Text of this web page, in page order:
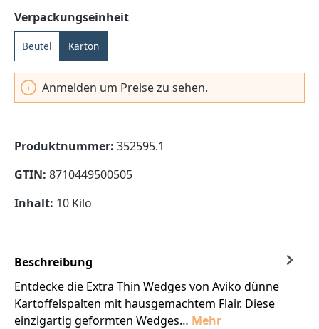
Verpackungseinheitauswählen
Beutel Karton
Anmelden um Preise zu sehen.
Produktnummer: 352595.1
GTIN: 8710449500505
Inhalt: 10 Kilo
Beschreibung
Entdecke die Extra Thin Wedges von Aviko dünne
Kartoffelspalten mit hausgemachtem Flair. Diese
einzigartig geformten Wedges… Mehr